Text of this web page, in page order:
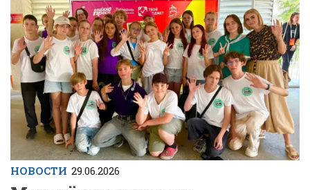
НОВОСТИ 29.06.2026